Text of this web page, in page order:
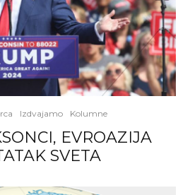
Izdvajamo Kolumne
EVROAZIJA
SVETA